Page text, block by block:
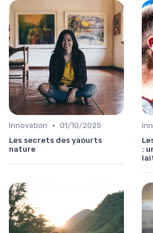
Innovation • 01/10/2025
Les secrets des yaourts
nature
: